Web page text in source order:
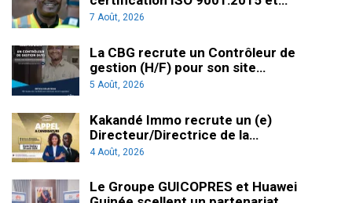
7 Août, 2026
La CBG recrute un Contrôleur de
gestion (H/F) pour son site…
5 Août, 2026
Kakandé Immo recrute un (e)
Directeur/Directrice de la…
4 Août, 2026
Le Groupe GUICOPRES et Huawei